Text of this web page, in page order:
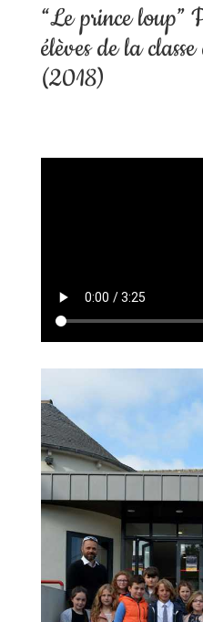
“Le prince loup”
élèves de la
(2018)